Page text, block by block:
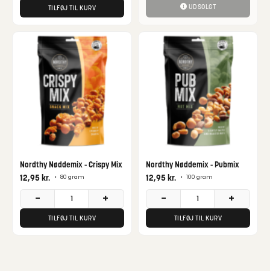
TILFØJ TIL KURV UDSOLGT
Nordthy Nøddemix - Crispy Mix
12,95kr. • 80 gram
− +
TILFØJ TIL KURV
Nordthy Nøddemix - Pubmix
12,95kr. • 100 gram
− +
TILFØJ TIL KURV